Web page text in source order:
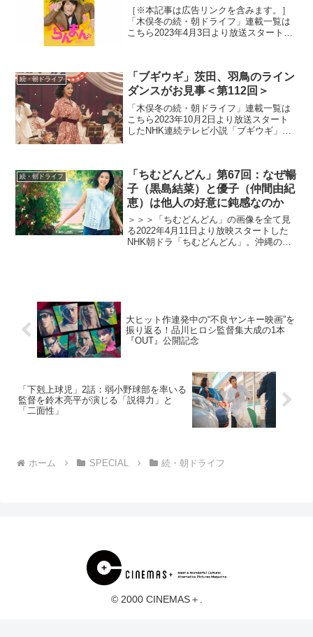
［※本記事は広告リンクを含みます。］
「木俣冬の続・朝ドライフ」連載一覧は
こちら2023年4月3日より放送スタートし
デルにオリジナルス...
続・朝ドライフ
「ブギウギ」茨田、羽鳥のライン
ダンスがお見事＜第112回＞
「木俣冬の続・朝ドライフ」連載一覧は
こちら2023年10月2日より放送スタート
したNHK連続テレビ小説「ブギウギ」。
本作。歌って踊る...
続・朝ドライフ
「ちむどんどん」第67回：なぜ暢
子（黒島結菜）と優子（仲間由紀
恵）は他人の好意に鈍感なのか
＞＞＞「ちむどんどん」の画像を全て見
る2022年4月11日より放映スタートした
NHK朝ドラ「ちむどんどん」。沖縄の本
大ヒット作連発中の“不良ヤンキー映画”を
振り返る！品川ヒロシ監督集大成の1本
『OUT』公開記念
「下剋上球児」2話：弱小野球部を率いる
監督を鈴木亮平が演じる「説得力」と
「二面性」
ホーム SPECIAL 続・朝ドライフ
© 2000 CINEMAS＋.